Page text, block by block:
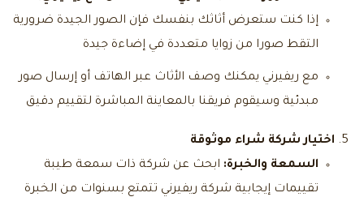
إذا كنت ستعرض أثاثك بنفسك فإن الصور الجيدة ضرورية
التقط صورا من زوايا متعددة في إضاءة جيدة
مع ريفيرني يمكنك وصف الأثاث عبر الهاتف أو إرسال صور
مبدئية وسيقوم فريقنا بالمعاينة المباشرة لتقييم دقيق
اختيار شركة شراء موثوقة
السمعة والخبرة: ابحث عن شركة ذات سمعة طيبة
تقييمات إيجابية شركة ريفيرني تتمتع بسنوات من الخبرة